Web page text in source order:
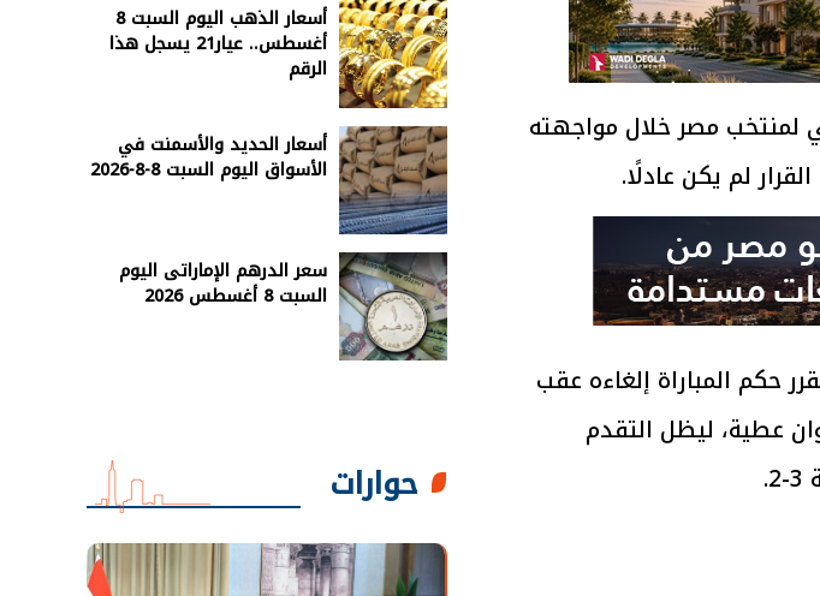
لمنتخب مصر خلال مواجهته
حكم المباراة إلغاءه عقب
عطية، ليظل التقدم
أسعار الذهب اليوم السبت 8
أغسطس.. عيار21 يسجل هذا
الرقم
أسعار الحديد والأسمنت في
الأسواق اليوم السبت 8-8-2026
سعر الدرهم الإماراتى اليوم
السبت 8 أغسطس 2026
حوارات